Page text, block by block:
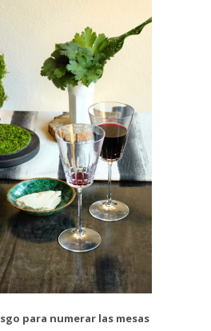
para numerar las mesas